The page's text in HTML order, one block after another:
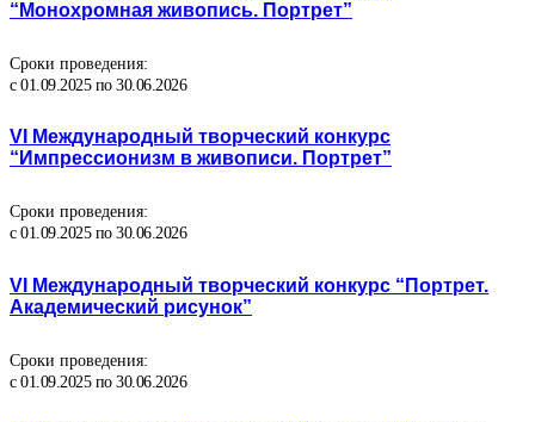
“Монохромная живопись. Портрет”
Сроки проведения:
с 01.09.2025 по 30.06.2026
VI Международный творческий конкурс
“Импрессионизм в живописи. Портрет”
Сроки проведения:
с 01.09.2025 по 30.06.2026
VI Международный творческий конкурс “Портрет.
Академический рисунок”
Сроки проведения:
с 01.09.2025 по 30.06.2026